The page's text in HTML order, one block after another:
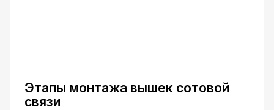
Этапы монтажа вышек сотовой
связи